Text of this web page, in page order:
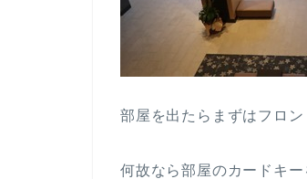
部屋を出たらまずはフロン
何故なら部屋のカードキ